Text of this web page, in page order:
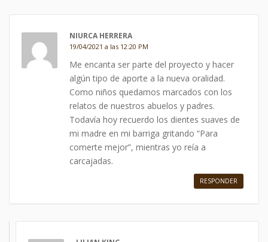
NIURCA HERRERA
19/04/2021 a las 12:20 PM
Me encanta ser parte del proyecto y hacer
algún tipo de aporte a la nueva oralidad.
Como niños quedamos marcados con los
relatos de nuestros abuelos y padres.
Todavía hoy recuerdo los dientes suaves de
mi madre en mi barriga gritando “Para
comerte mejor”, mientras yo reía a
carcajadas.
RESPONDER